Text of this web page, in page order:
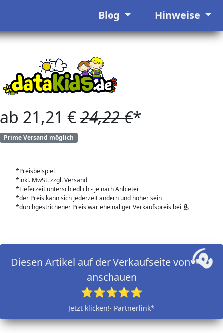
Blog Hinweise
ab 21,21 €24,22 €*
Prime Versand möglich
*Preisbeispiel
*inkl. MwSt. zzgl. Versand
*Lieferzeit unterschiedlich - je nach Anbieter
*der Preis kann sich jederzeit ändern und höher sein
*durchgestrichener Preis war ehemaliger Verkaufspreis bei
Diesen Artikel auf der Verkaufseite von
anschauen
⭐⭐⭐⭐⭐
Jetzt klicken!- Partnerlink*